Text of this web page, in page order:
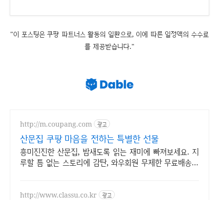
"이 포스팅은 쿠팡 파트너스 활동의 일환으로, 이에 따른 일정액의 수수료
를 제공받습니다."
http://m.coupang.com 광고
산문집 쿠팡 마음을 전하는 특별한 선물
흥미진진한 산문집, 밤새도록 읽는 재미에 빠져보세요. 지
루할 틈 없는 스토리에 감탄, 와우회원 무제한 무료배송으
http://www.classu.co.kr 광고